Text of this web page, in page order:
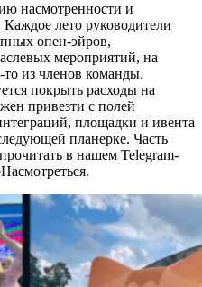
насмотренности и
лето руководители
опен-эйров,
мероприятий, на
то из членов команды.
покрыть расходы на
привезти с полей
площадки и ивента
планерке. Часть
в нашем Telegram-